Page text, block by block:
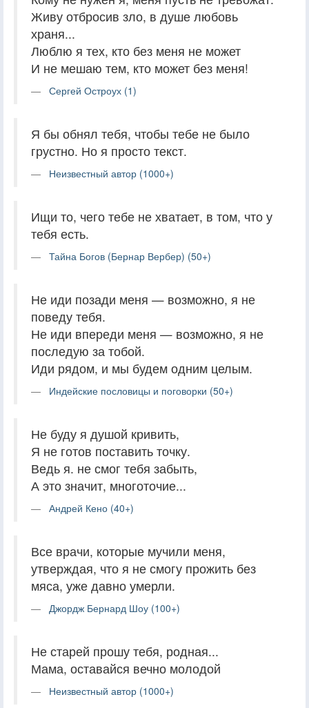
Живу отбросив зло, в душе любовь
храня...
Люблю я тех, кто без меня не может
И не мешаю тем, кто может без меня!
Сергей Остроух (1)
Я бы обнял тебя, чтобы тебе не было
грустно. Но я просто текст.
Неизвестный автор (1000+)
Ищи то, чего тебе не хватает, в том, что у
тебя есть.
Тайна Богов (Бернар Вербер) (50+)
Не иди позади меня — возможно, я не
поведу тебя.
Не иди впереди меня — возможно, я не
последую за тобой.
Иди рядом, и мы будем одним целым.
Индейские пословицы и поговорки (50+)
Не буду я душой кривить,
Я не готов поставить точку.
Ведь я. не смог тебя забыть,
А это значит, многоточие...
Андрей Кено (40+)
Все врачи, которые мучили меня,
утверждая, что я не смогу прожить без
мяса, уже давно умерли.
Джордж Бернард Шоу (100+)
Не старей прошу тебя, родная...
Мама, оставайся вечно молодой
Неизвестный автор (1000+)